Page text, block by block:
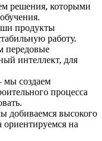
решения, которыми
продукты
работу.
передовые
интеллект, для
мы создаем
процесса
добиваемся высокого
ориентируемся на